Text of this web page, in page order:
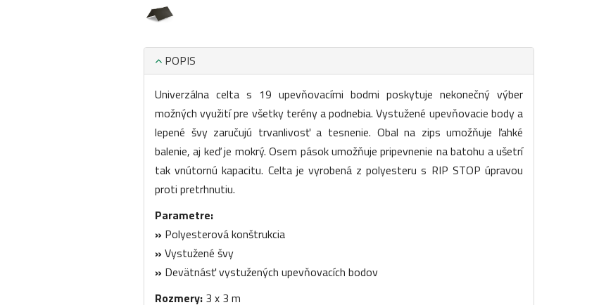
POPIS
Univerzálna celta s 19 upevňovacími bodmi poskytuje nekonečný výber
možných využití pre všetky terény a podnebia. Vystužené upevňovacie body a
lepené švy zaručujú trvanlivosť a tesnenie. Obal na zips umožňuje ľahké
balenie, aj keď je mokrý. Osem pások umožňuje pripevnenie na batohu a ušetrí
tak vnútornú kapacitu. Celta je vyrobená z polyesteru s RIP STOP úpravou
proti pretrhnutiu.
Parametre:
» Polyesterová konštrukcia
» Vystužené švy
» Devätnásť vystužených upevňovacích bodov
Rozmery: 3 x 3 m